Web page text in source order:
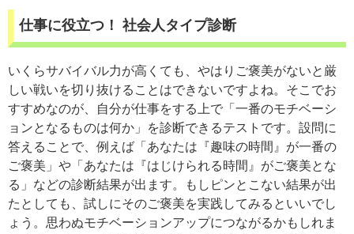
仕事に役立つ！ 社会人タイプ診断
いくらサバイバル力が高くても、やはりご褒美がないと厳
しい戦いを切り抜けることはできないですよね。そこでお
すすめなのが、自分が仕事をする上で「一番のモチベーシ
ョンとなるものは何か」を診断できるテストです。設問に
答えることで、例えば「あなたは『趣味の時間』が一番の
ご褒美」や「あなたは『はじけられる時間』がご褒美とな
る」などの診断結果が出ます。もしピンとこない結果が出
たとしても、試しにそのご褒美を実践してみるといいでし
ょう。思わぬモチベーションアップにつながるかもしれま